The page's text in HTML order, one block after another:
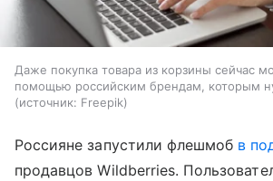
Даже покупка товара из корзины сейчас
помощью российским брендам, которым
источник: Freepik
Россияне запустили флешмоб в
продавцов Wildberries.